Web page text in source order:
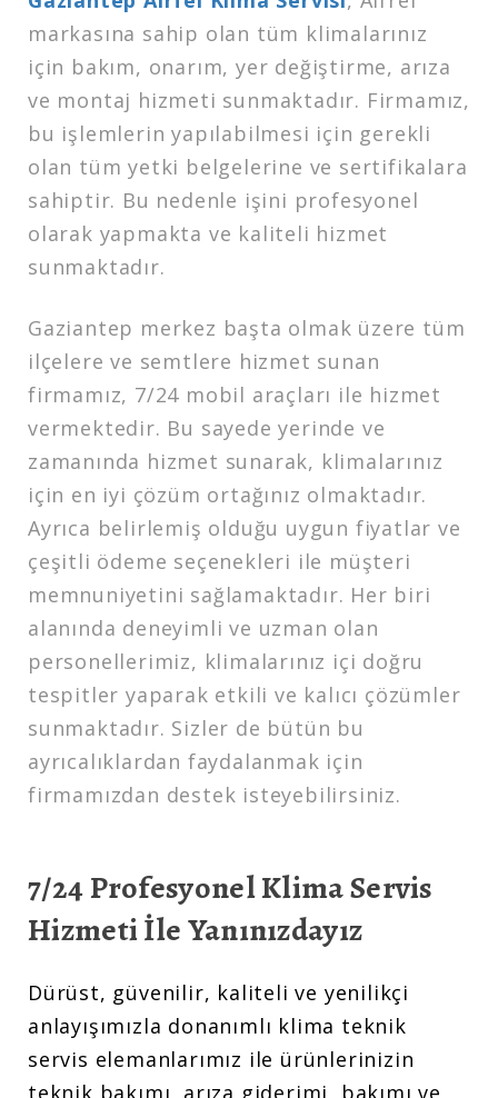
markasına sahip olan tüm klimalarınız
için bakım, onarım, yer değiştirme, arıza
ve montaj hizmeti sunmaktadır. Firmamız,
bu işlemlerin yapılabilmesi için gerekli
olan tüm yetki belgelerine ve sertifikalara
sahiptir. Bu nedenle işini profesyonel
olarak yapmakta ve kaliteli hizmet
sunmaktadır.
Gaziantep merkez başta olmak üzere tüm
ilçelere ve semtlere hizmet sunan
firmamız, 7/24 mobil araçları ile hizmet
vermektedir. Bu sayede yerinde ve
zamanında hizmet sunarak, klimalarınız
için en iyi çözüm ortağınız olmaktadır.
Ayrıca belirlemiş olduğu uygun fiyatlar ve
çeşitli ödeme seçenekleri ile müşteri
memnuniyetini sağlamaktadır. Her biri
alanında deneyimli ve uzman olan
personellerimiz, klimalarınız içi doğru
tespitler yaparak etkili ve kalıcı çözümler
sunmaktadır. Sizler de bütün bu
ayrıcalıklardan faydalanmak için
firmamızdan destek isteyebilirsiniz.
7/24 Profesyonel Klima Servis
Hizmeti İle Yanınızdayız
Dürüst, güvenilir, kaliteli ve yenilikçi
anlayışımızla donanımlı klima teknik
servis elemanlarımız ile ürünlerinizin
teknik bakımı, arıza giderimi, bakımı ve